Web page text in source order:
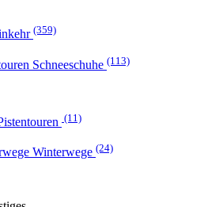
(359)
Schneeschuhe (113)
(11)
Winterwege (24)